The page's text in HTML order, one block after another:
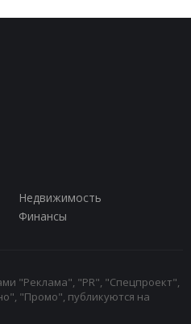
Недвижимость
Финансы
"Реклама", "PR", "Спецпроект",
"Промо", публикуются на